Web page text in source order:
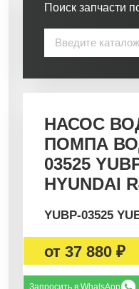
Поиск запчасти
НАСОС
ПОМПА
03525
HYUNDAI
YUBP-03525
от 37 880 ₽
Запросить в WhatsApp